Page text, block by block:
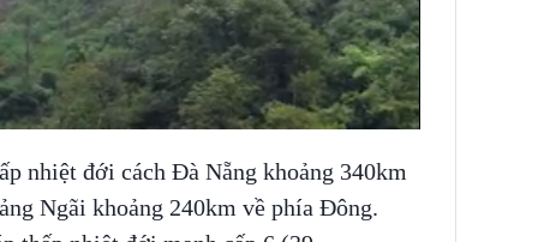
nhiệt đới cách Đà Nẵng khoảng 340km
Ngãi khoảng 240km về phía Đông.